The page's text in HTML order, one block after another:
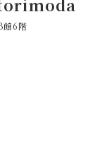
館6階